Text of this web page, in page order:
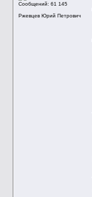
Сообщений: 61 145
Ржевцев Юрий Петрович